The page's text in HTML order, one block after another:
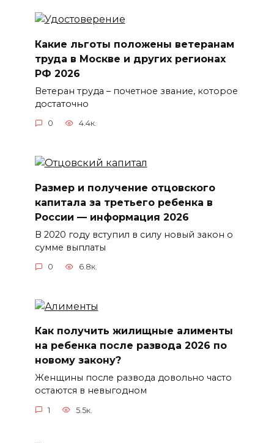
Какие льготы положены ветеранам
труда в Москве и других регионах
РФ 2026
Ветеран труда – почетное звание, которое
достаточно
0 4.4к.
Размер и получение отцовского
капитала за третьего ребенка в
России — информация 2026
В 2020 году вступил в силу новый закон о
сумме выплаты
0 6.8к.
Как получить жилищные алименты
на ребенка после развода 2026 по
новому закону?
Женщины после развода довольно часто
остаются в невыгодном
1 5.5к.